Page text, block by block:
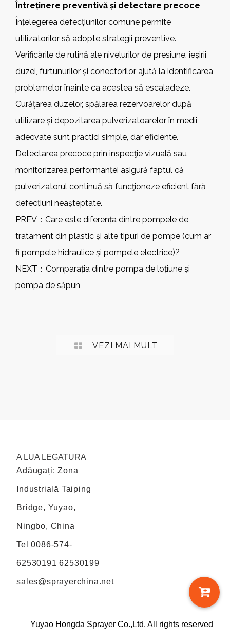
Întreținere preventivă și detectare precoce
Înțelegerea defecțiunilor comune permite
utilizatorilor să adopte strategii preventive.
Verificările de rutină ale nivelurilor de presiune, ieșirii
duzei, furtunurilor și conectorilor ajută la identificarea
problemelor înainte ca acestea să escaladeze.
Curățarea duzelor, spălarea rezervoarelor după
utilizare și depozitarea pulverizatoarelor în medii
adecvate sunt practici simple, dar eficiente.
Detectarea precoce prin inspecţie vizuală sau
monitorizarea performanţei asigură faptul că
pulverizatorul continuă să funcţioneze eficient fără
defecţiuni neaşteptate.
PREV： Care este diferența dintre pompele de
tratament din plastic și alte tipuri de pompe (cum ar
fi pompele hidraulice și pompele electrice)?
NEXT： Comparația dintre pompa de loțiune și
pompa de săpun
VEZI MAI MULT
A LUA LEGATURA
Adăugați: Zona
Industrială Taiping
Bridge, Yuyao,
Ningbo, China
Tel 0086-574-
62530191 62530199
sales@sprayerchina.net
Yuyao Hongda Sprayer Co.,Ltd. All rights reserved